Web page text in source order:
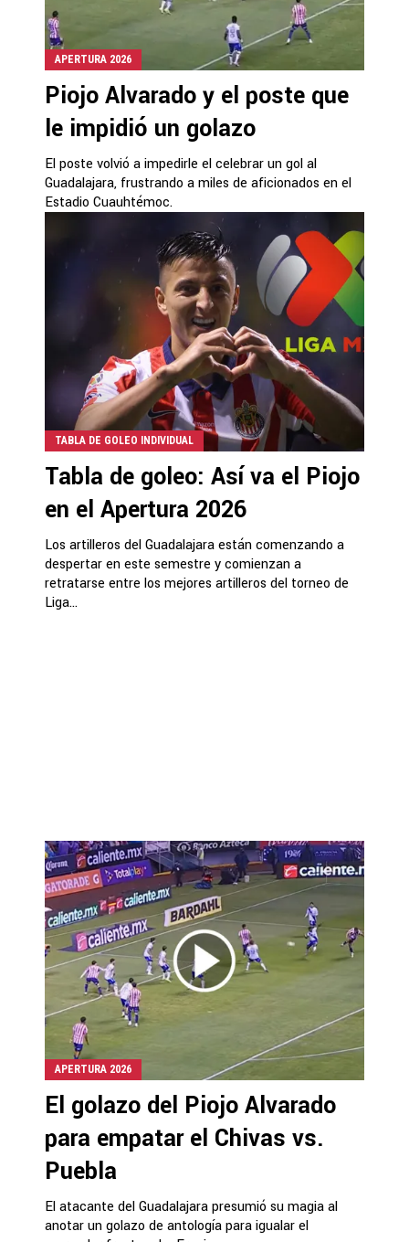
APERTURA 2026
Piojo Alvarado y el poste que
le impidió un golazo
El poste volvió a impedirle el celebrar un gol al
Guadalajara, frustrando a miles de aficionados en el
Estadio Cuauhtémoc.
TABLA DE GOLEO INDIVIDUAL
Tabla de goleo: Así va el Piojo
en el Apertura 2026
Los artilleros del Guadalajara están comenzando a
despertar en este semestre y comienzan a
retratarse entre los mejores artilleros del torneo de
Liga...
APERTURA 2026
El golazo del Piojo Alvarado
para empatar el Chivas vs.
Puebla
El atacante del Guadalajara presumió su magia al
anotar un golazo de antología para igualar el